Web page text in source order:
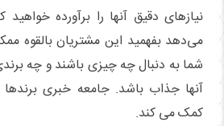
نیازهای دقیق آنها را برآورده
می‌دهد بفهمید این مشتریان بالقوه
شما به دنبال چه چیزی باشند و چه
آنها جذاب باشد. جامعه خبری
کمک می کند.